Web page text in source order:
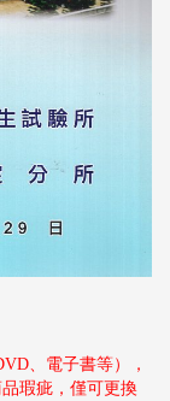
、電子書等），
瑕疵，僅可更換